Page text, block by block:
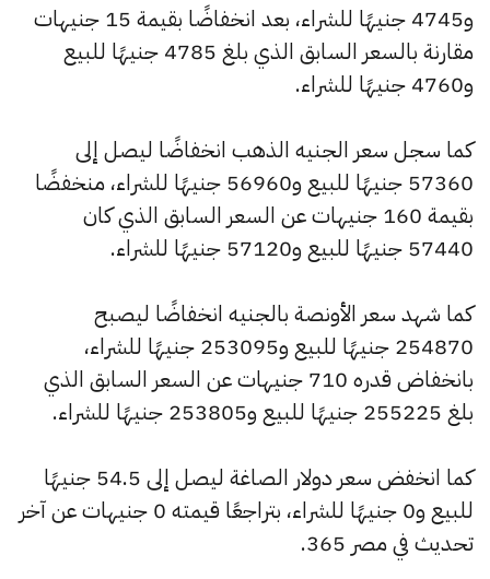
و4745 جنيهًا للشراء، بعد انخفاضًا بقيمة 15 جنيهات
مقارنة بالسعر السابق الذي بلغ 4785 جنيهًا للبيع
و4760 جنيهًا للشراء.
كما سجل سعر الجنيه الذهب انخفاضًا ليصل إلى
57360 جنيهًا للبيع و56960 جنيهًا للشراء، منخفضًا
بقيمة 160 جنيهات عن السعر السابق الذي كان
57440 جنيهًا للبيع و57120 جنيهًا للشراء.
كما شهد سعر الأونصة بالجنيه انخفاضًا ليصبح
254870 جنيهًا للبيع و253095 جنيهًا للشراء،
بانخفاض قدره 710 جنيهات عن السعر السابق الذي
بلغ 255225 جنيهًا للبيع و253805 جنيهًا للشراء.
كما انخفض سعر دولار الصاغة ليصل إلى 54.5 جنيهًا
للبيع و0 جنيهًا للشراء، بتراجعًا قيمته 0 جنيهات عن آخر
تحديث في مصر 365.